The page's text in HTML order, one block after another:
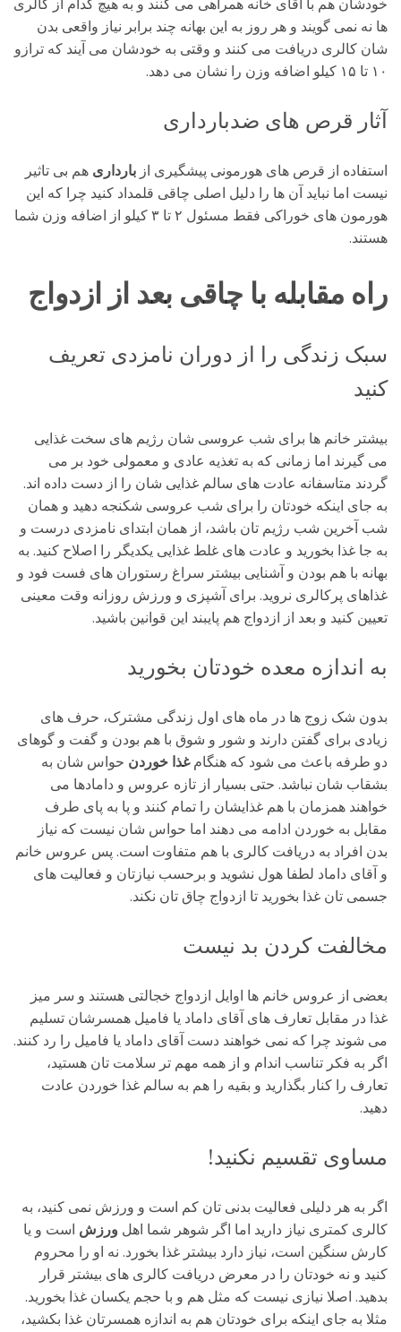
خودشان هم با آقای خانه همراهی می کنند و به هیچ کدام از کالری
ها نه نمی گویند و هر روز به این بهانه چند برابر نیاز واقعی بدن
شان کالری دریافت می کنند و وقتی به خودشان می آیند که ترازو
۱۰ تا ۱۵ کیلو اضافه وزن را نشان می دهد.
آثار قرص های ضدبارداری
استفاده از قرص های هورمونی پیشگیری از بارداری هم بی تاثیر
نیست اما نباید آن ها را دلیل اصلی چاقی قلمداد کنید چرا که این
هورمون های خوراکی فقط مسئول ۲ تا ۳ کیلو از اضافه وزن شما
هستند.
راه مقابله با چاقی بعد از ازدواج
سبک زندگی را از دوران نامزدی تعریف
کنید
بیشتر خانم ها برای شب عروسی شان رژیم های سخت غذایی
می گیرند اما زمانی که به تغذیه عادی و معمولی خود بر می
گردند متاسفانه عادت های سالم غذایی شان را از دست داده اند.
به جای اینکه خودتان را برای شب عروسی شکنجه دهید و همان
شب آخرین شب رژیم تان باشد، از همان ابتدای نامزدی درست و
به جا غذا بخورید و عادت های غلط غذایی یکدیگر را اصلاح کنید. به
بهانه با هم بودن و آشنایی بیشتر سراغ رستوران های فست فود و
غذاهای پرکالری نروید. برای آشپزی و ورزش روزانه وقت معینی
تعیین کنید و بعد از ازدواج هم پایبند این قوانین باشید.
به اندازه معده خودتان بخورید
بدون شک زوج ها در ماه های اول زندگی مشترک، حرف های
زیادی برای گفتن دارند و شور و شوق با هم بودن و گفت و گوهای
دو طرفه باعث می شود که هنگامغذا خوردن حواس شان به
بشقاب شان نباشد. حتی بسیار از تازه عروس و دامادها می
خواهند همزمان با هم غذایشان را تمام کنند و پا به پای طرف
مقابل به خوردن ادامه می دهند اما حواس شان نیست که نیاز
بدن افراد به دریافت کالری با هم متفاوت است. پس عروس خانم
و آقای داماد لطفا هول نشوید و برحسب نیازتان و فعالیت های
جسمی تان غذا بخورید تا ازدواج چاق تان نکند.
مخالفت کردن بد نیست
بعضی از عروس خانم ها اوایل ازدواج خجالتی هستند و سر میز
غذا در مقابل تعارف های آقای داماد یا فامیل همسرشان تسلیم
می شوند چرا که نمی خواهند دست آقای داماد یا فامیل را رد کنند.
اگر به فکر تناسب اندام و از همه مهم تر سلامت تان هستید،
تعارف را کنار بگذارید و بقیه را هم به سالم غذا خوردن عادت
دهید.
مساوی تقسیم نکنید!
اگر به هر دلیلی فعالیت بدنی تان کم است و ورزش نمی کنید، به
کالری کمتری نیاز دارید اما اگر شوهر شما اهل ورزش است و یا
کارش سنگین است، نیاز دارد بیشتر غذا بخورد. نه او را محروم
کنید و نه خودتان را در معرض دریافت کالری های بیشتر قرار
بدهید. اصلا نیازی نیست که مثل هم و با حجم یکسان غذا بخورید.
مثلا به جای اینکه برای خودتان هم به اندازه همسرتان غذا بکشید،